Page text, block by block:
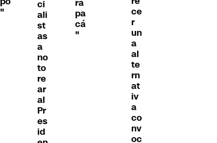
"
ci
ali
st
as
a
no
to
re
ar
al
Pr
es
id
ra
pa
cá
"
ce
r
un
a
al
te
rn
at
iv
a
co
nv
oc